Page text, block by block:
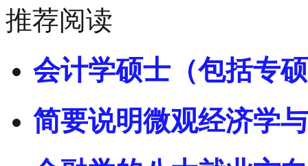
推荐阅读
会计学硕士（包括专
简要说明微观经济学